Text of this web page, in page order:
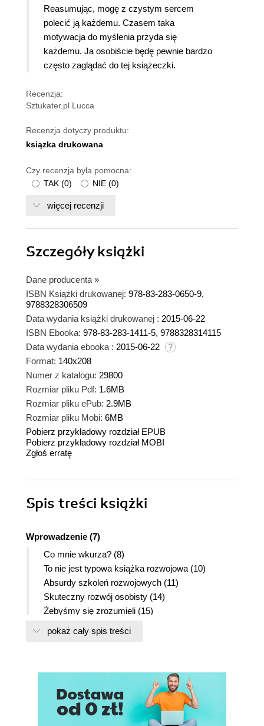
Reasumując, mogę z czystym sercem
polecić ją każdemu. Czasem taka
motywacja do myślenia przyda się
każdemu. Ja osobiście będę pewnie bardzo
często zaglądać do tej książeczki.
Recenzja:
Sztukater.pl Lucca
Recenzja dotyczy produktu:
ksiązka drukowana
Czy recenzja była pomocna:
TAK (0) NIE (0)
więcej recenzji
Szczegółyksiążki
Dane producenta »
ISBN Książki drukowanej: 978-83-283-0650-9,
9788328306509
Data wydania książki drukowanej : 2015-06-22
ISBN Ebooka: 978-83-283-1411-5, 9788328314115
Data wydania ebooka : 2015-06-22
Format: 140x208
Numer z katalogu: 29800
Rozmiar pliku Pdf: 1.6MB
Rozmiar pliku ePub: 2.9MB
Rozmiar pliku Mobi: 6MB
Pobierz przykładowy rozdział EPUB
Pobierz przykładowy rozdział MOBI
Zgłoś erratę
Spis treści książki
Wprowadzenie (7)
Co mnie wkurza? (8)
To nie jest typowa książka rozwojowa (10)
Absurdy szkoleń rozwojowych (11)
Skuteczny rozwój osobisty (14)
Żebyśmy się zrozumieli (15)
PS. A jeśli chodzi o przeklinanie... (21)
Nawet jeśli działa, to nie na wszystkich (24)
Czasy się zmieniają (24)
Jak możesz tak mówić o rozwoju? (25)
pokaż cały spis treści